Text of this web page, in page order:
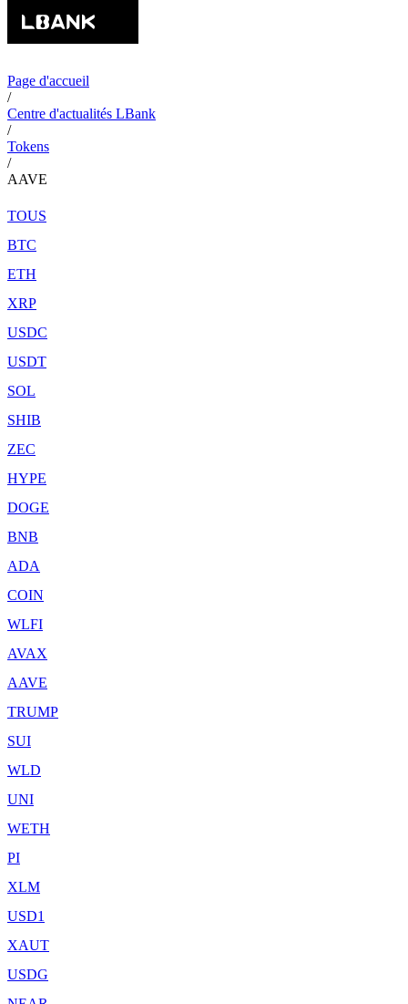
Page d'accueil
/
Centre d'actualités LBank
/
Tokens
/
AAVE
TOUS
BTC
ETH
XRP
USDC
USDT
SOL
SHIB
ZEC
HYPE
DOGE
BNB
ADA
COIN
WLFI
AVAX
AAVE
TRUMP
SUI
WLD
UNI
WETH
PI
XLM
USD1
XAUT
USDG